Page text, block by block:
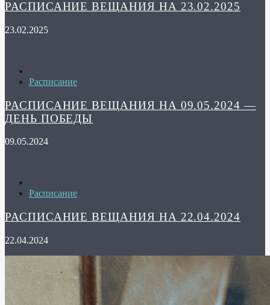
РАСПИСАНИЕ ВЕЩАНИЯ НА 23.02.2025
23.02.2025
Расписание
РАСПИСАНИЕ ВЕЩАНИЯ НА 09.05.2024 —
ДЕНЬ ПОБЕДЫ
09.05.2024
Расписание
РАСПИСАНИЕ ВЕЩАНИЯ НА 22.04.2024
22.04.2024